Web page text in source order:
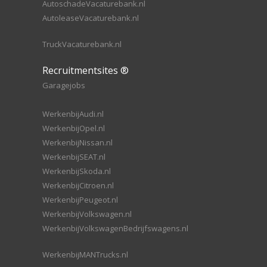
AutoschadeVacaturebank.nl
AutoleaseVacaturebank.nl
TruckVacaturebank.nl
Recruitmentsites ®
Garagejobs
WerkenbijAudi.nl
WerkenbijOpel.nl
WerkenbijNissan.nl
WerkenbijSEAT.nl
WerkenbijSkoda.nl
WerkenbijCitroen.nl
WerkenbijPeugeot.nl
WerkenbijVolkswagen.nl
WerkenbijVolkswagenBedrijfswagens.nl
WerkenbijMANTrucks.nl